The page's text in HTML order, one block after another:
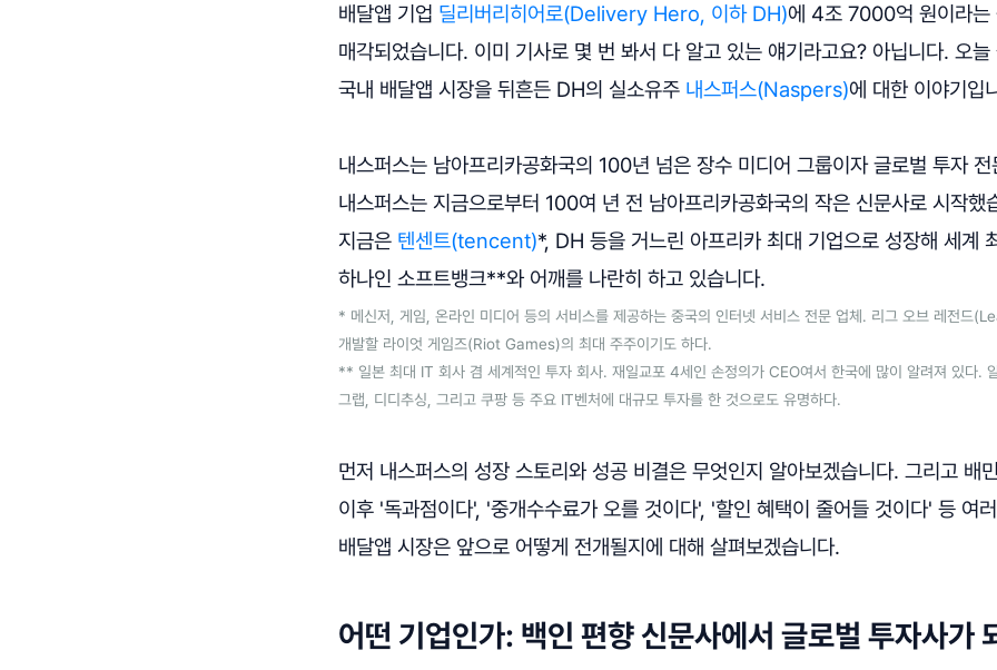
배달앱 기업 딜리버리히어로(Delivery Hero, 이하 DH)에 4조 7000억 원이라는
매각되었습니다. 이미 기사로 몇 번 봐서 다 알고 있는 얘기라고요? 아닙니다. 오
국내 배달앱 시장을 뒤흔든 DH의 실소유주 내스퍼스(Naspers)에 대한 이야기입
내스퍼스는 남아프리카공화국의 100년 넘은 장수 미디어 그룹이자 글로벌 투자
내스퍼스는 지금으로부터 100여 년 전 남아프리카공화국의 작은 신문사로 시작했
지금은 텐센트(tencent)*, DH 등을 거느린 아프리카 최대 기업으로 성장해 세계
하나인 소프트뱅크**와 어깨를 나란히 하고 있습니다.
* 메신저, 게임, 온라인 미디어 등의 서비스를 제공하는 중국의 인터넷 서비스 전문 업체. 리그 오브 레전드
개발할 라이엇 게임즈(Riot Games)의 최대 주주이기도 하다.
** 일본 최대 IT 회사 겸 세계적인 투자 회사. 재일교포 4세인 손정의가 CEO여서 한국에 많이 알려져 있다.
그랩, 디디추싱, 그리고 쿠팡 등 주요 IT벤처에 대규모 투자를 한 것으로도 유명하다.
먼저 내스퍼스의 성장 스토리와 성공 비결은 무엇인지 알아보겠습니다. 그리고 배
이후 '독과점이다', '중개수수료가 오를 것이다', '할인 혜택이 줄어들 것이다' 등 여
배달앱 시장은 앞으로 어떻게 전개될지에 대해 살펴보겠습니다.
어떤 기업인가: 백인 편향 신문사에서 글로벌 투자사가